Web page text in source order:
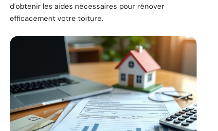
d’obtenir les aides nécessaires pour rénover
efficacement votre toiture.